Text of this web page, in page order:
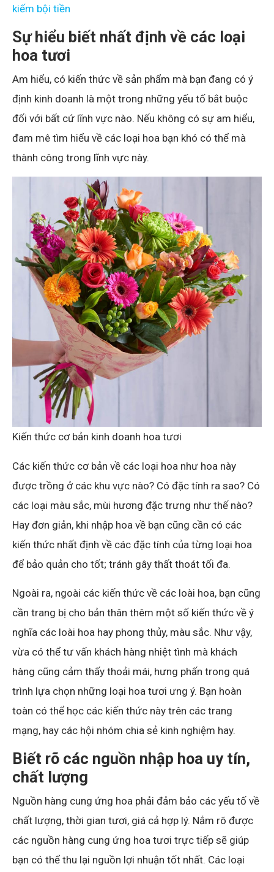
kiếm bội tiền
Sự hiểu biết nhất định về các loại
hoa tươi
Am hiểu, có kiến thức về sản phẩm mà bạn đang có ý
định kinh doanh là một trong những yếu tố bắt buộc
đối với bất cứ lĩnh vực nào. Nếu không có sự am hiểu,
đam mê tìm hiểu về các loại hoa bạn khó có thể mà
thành công trong lĩnh vực này.
Kiến thức cơ bản kinh doanh hoa tươi
Các kiến thức cơ bản về các loại hoa như hoa này
được trồng ở các khu vực nào? Có đặc tính ra sao? Có
các loại màu sắc, mùi hương đặc trưng như thế nào?
Hay đơn giản, khi nhập hoa về bạn cũng cần có các
kiến thức nhất định về các đặc tính của từng loại hoa
để bảo quản cho tốt; tránh gây thất thoát tối đa.
Ngoài ra, ngoài các kiến thức về các loài hoa, bạn cũng
cần trang bị cho bản thân thêm một số kiến thức về ý
nghĩa các loài hoa hay phong thủy, màu sắc. Như vậy,
vừa có thể tư vấn khách hàng nhiệt tình mà khách
hàng cũng cảm thấy thoải mái, hưng phấn trong quá
trình lựa chọn những loại hoa tươi ưng ý. Bạn hoàn
toàn có thể học các kiến thức này trên các trang
mạng, hay các hội nhóm chia sẻ kinh nghiệm hay.
Biết rõ các nguồn nhập hoa uy tín,
chất lượng
Nguồn hàng cung ứng hoa phải đảm bảo các yếu tố về
chất lượng, thời gian tươi, giá cả hợp lý. Nắm rõ được
các nguồn hàng cung ứng hoa tươi trực tiếp sẽ giúp
bạn có thể thu lại nguồn lợi nhuận tốt nhất. Các loại